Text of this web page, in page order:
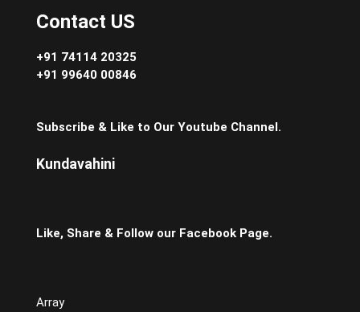
Contact US
+91 74114 20325
+91 99640 00846
Subscribe & Like to Our Youtube Channel.
Kundavahini
Like, Share & Follow our Facebook Page.
Array